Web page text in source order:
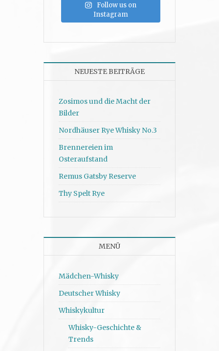
Follow us on
Instagram
NEUESTE BEITRÄGE
Zosimos und die Macht der
Bilder
Nordhäuser Rye Whisky No.3
Brennereien im
Osteraufstand
Remus Gatsby Reserve
Thy Spelt Rye
MENÜ
Mädchen-Whisky
Deutscher Whisky
Whiskykultur
Whisky-Geschichte &
Trends